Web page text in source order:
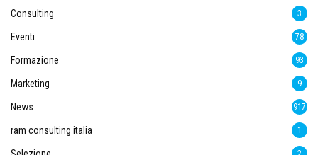
Consulting 3
Eventi 78
Formazione 93
Marketing 9
News 917
ram consulting italia 1